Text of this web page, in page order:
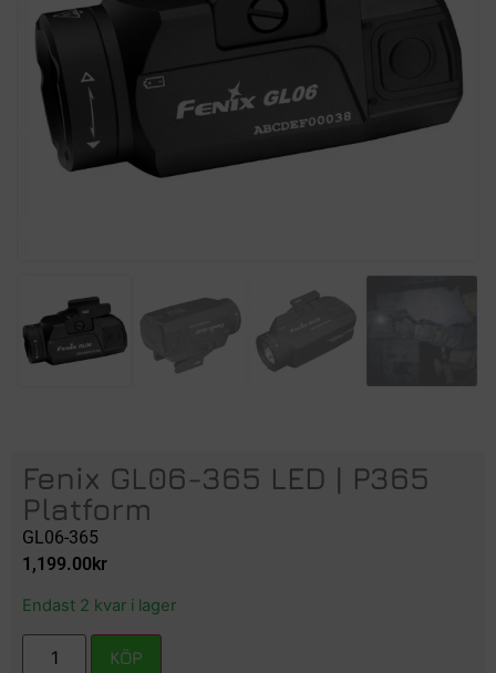
Fenix GL06-365 LED | P365
Platform
GL06-365
1,199.00kr
Endast 2 kvar i lager
KÖP